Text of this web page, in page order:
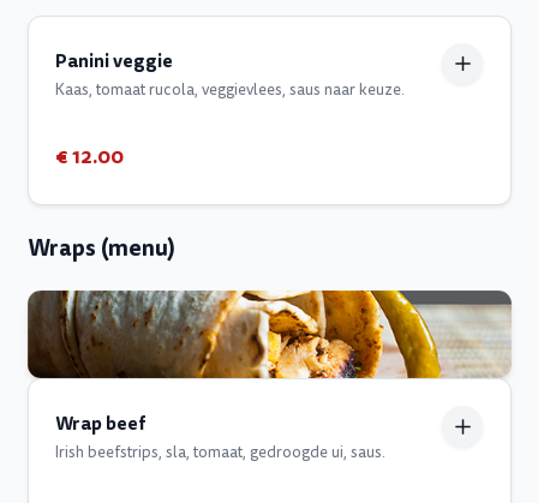
Panini veggie
Kaas, tomaat rucola, veggievlees, saus naar keuze.
€ 12.00
Wraps (menu)
Wrap beef
Irish beefstrips, sla, tomaat, gedroogde ui, saus.